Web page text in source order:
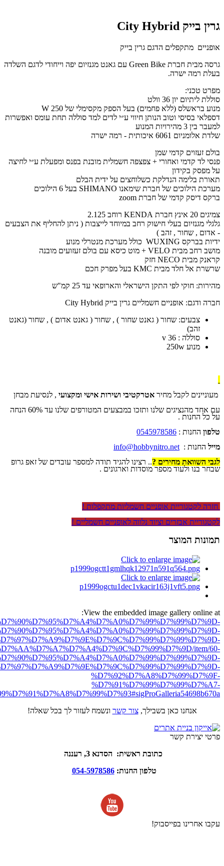
גרין בייק City Hybrid
אופניים מתקפלים הדגם גרין בייק
גרסה מבית חברת Green Bike עם גאנט מגנזיום יפה וייחודי לדגם השלדה
בעלת רמה ישרה.
מפרט טכני:
סוללת ליתיום יון 36 וולט
מנוע בראשלס (ללא פחמים) בעל הספק מקסימלי של 250 W
דספלאי בסיסי וטוב הנותן חיווי ע״י לדים למד סוללה תחת עומס ואפשרות
למעבר בין 3 מהירויות המנוע
שלדת אלומניום 6061 איכותית - רמה ישרה
בולם זעזוים קדמי שמן
פנסי לד קדמי ואחורי + צפצפה חשמלית מובנת בפנס ומפעלת ע״י לחיצה
על מפסק בקידון
תאורת בלימה הנדלקת כשלוחצים על ידית הבלם
מערכת הילוכים של חברת שימאנו SHIMANO בעל 6 הילוכים
ברקס דיסק קדמי של חברת zoom
צמיגים 20 אינץ חברת KENDA רוחב 2.125
גלגלי מגנזיום בעלי חישוק רחב במיוחד לייצבות ( ניתן להחליף את הצבעים
- אדום , שחור , זהב )
ידיות בברקס WUXING כולל מערכת מנטרלי מנוע
מושב רחב מבית VELO + מוט כיסא עם בולם זעזועים מובנה
קראנק מבית NECO חזק
שרשרת אל חלד מבית KMC בעל מפרק חכם
מהירות: חוקי לפי התקן הישראלי והארופאי עד 25 קמ"ש
חברה ודגם: אופניים חשמליים גרין בייק City Hybrid
צבעים: שחור ( גאנט שחור ) , שחור ( גאנט אדום ) , שחור (גאנט
זהב)
סוללה : 36 v
מנוע 250w
מעוניינים לקבל מחיר אטרקטיבי ושירות אישי ומקצועי , לנסיעת מבחן
עם אחד מהנציגים שלנו ותזכו במבצעים המטורפים שלנו עד 60% הנחה
על כל החנות .
טלפון החנות : 0545978586
מייל החנות : info@hobbynitro.net
לגבי השוואת מחירים ?.. רצינו להגיד תודה למספר עובדים של זאפ גרופ
שבחר בנו ולעוד מספר מוסדות וארגונים .
חזרה לקטגוריית אופניים חשמליות מתקפלות !
לקטגוריית אבזרים וציוד נלווה לאופניים חשמליים !
תמונות המוצר
View the embedded image gallery online at:
item/60-
%D7%92%D7%A8%D7%99%D7%9F-
%D7%91%D7%99%D7%99%D7%A7-
אנחנו כאן בשבילך,צור קשר ונשמח לעזור לך בכל שאלה!
פרטי יצירת קשר
כתובת ראשית: הסדנא 3, רעננה
טלפון החנות:054-5978586
עקבו אחרינו בפייסבוק!